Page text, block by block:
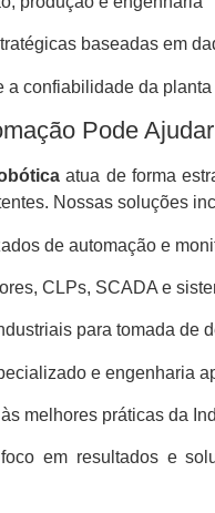
baseadas em
a confiabilidade da
Pode
atua de forma
Nossas soluções
de automação e
CLPs, SCADA e
para tomada de
e engenharia
melhores práticas da
em resultados e